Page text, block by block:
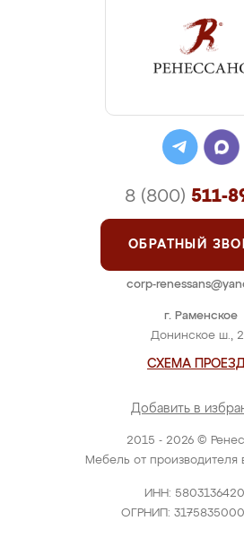
2015 - 2026 ©
Мебель от производителя
ИНН:
ОГРНИП:
г. Раменское
Донинское ш.,
СХЕМА
Добавить в
8 (800) 511-
ОБРАТНЫЙ
corp-